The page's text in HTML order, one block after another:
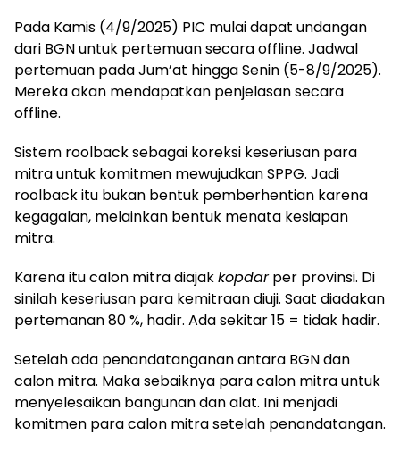
Pada Kamis (4/9/2025) PIC mulai dapat undangan
dari BGN untuk pertemuan secara offline. Jadwal
pertemuan pada Jum’at hingga Senin (5-8/9/2025).
Mereka akan mendapatkan penjelasan secara
offline.
Sistem roolback sebagai koreksi keseriusan para
mitra untuk komitmen mewujudkan SPPG. Jadi
roolback itu bukan bentuk pemberhentian karena
kegagalan, melainkan bentuk menata kesiapan
mitra.
Karena itu calon mitra diajakkopdarper provinsi. Di
sinilah keseriusan para kemitraan diuji. Saat diadakan
pertemanan 80 %, hadir. Ada sekitar 15 = tidak hadir.
Setelah ada penandatanganan antara BGN dan
calon mitra. Maka sebaiknya para calon mitra untuk
menyelesaikan bangunan dan alat. Ini menjadi
komitmen para calon mitra setelah penandatangan.